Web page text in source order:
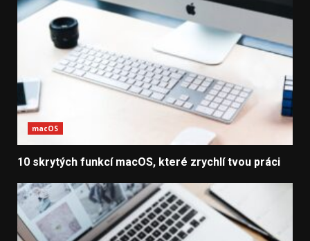
macOS
10 skrytých funkcí macOS, které zrychlí tvou práci